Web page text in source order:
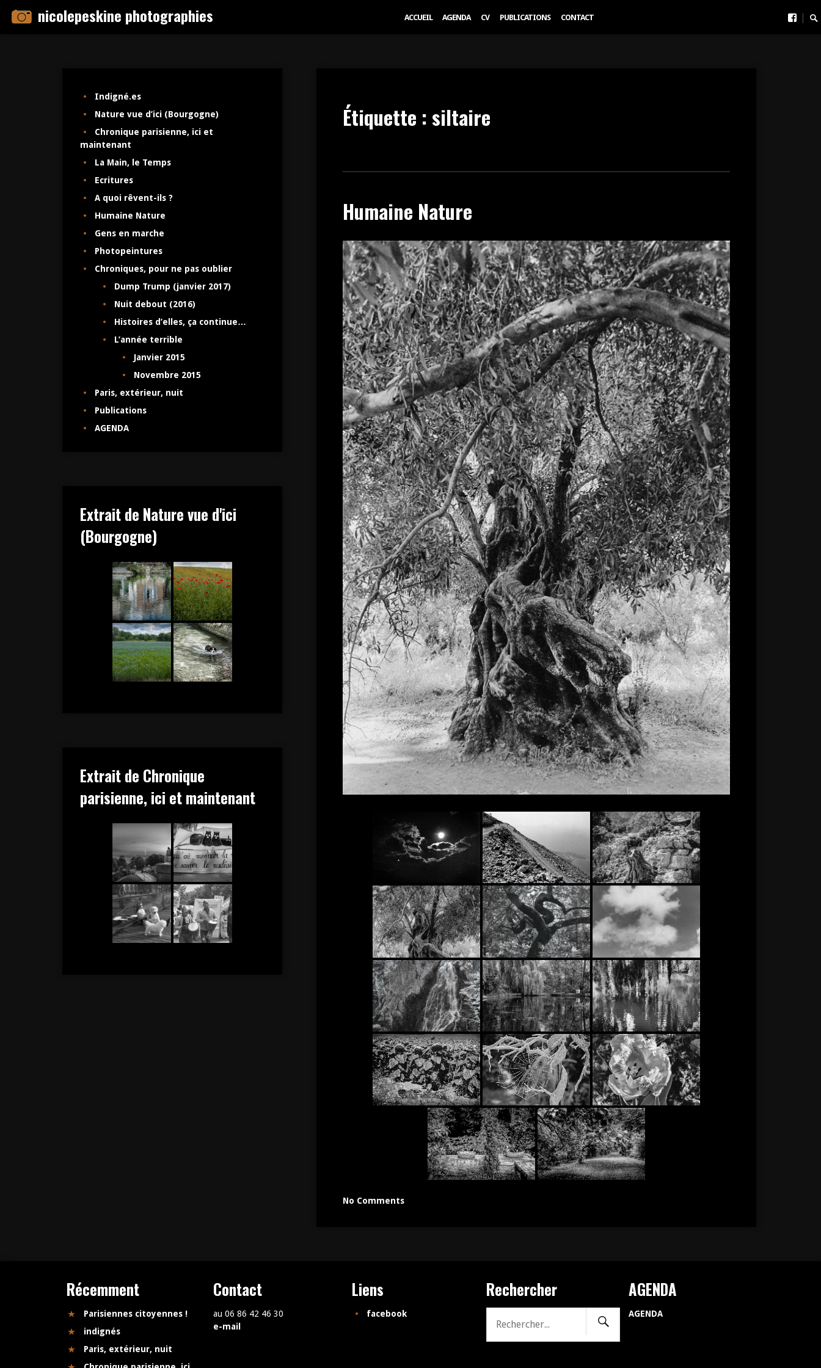
nicolepeskine photographies ACCUEIL AGENDA CV PUBLICATIONS CONTACT |
Étiquette :siltaire
Humaine Nature
No Comments
Indigné.es
Nature vue d’ici (Bourgogne)
Chronique parisienne, ici et
maintenant
La Main, le Temps
Ecritures
A quoi rêvent-ils ?
Humaine Nature
Gens en marche
Photopeintures
Chroniques, pour ne pas oublier
Dump Trump (janvier 2017)
Nuit debout (2016)
Histoires d’elles, ça continue…
L’année terrible
Janvier 2015
Novembre 2015
Paris, extérieur, nuit
Publications
AGENDA
Extrait de Nature vue d'ici
(Bourgogne)
Extrait de Chronique
parisienne, ici et maintenant
Récemment
Parisiennes citoyennes !
indignés
Paris, extérieur, nuit
Contact
au 06 86 42 46 30
e-mail
Liens
facebook
Rechercher
Recherche
Rechercher
AGENDA
AGENDA